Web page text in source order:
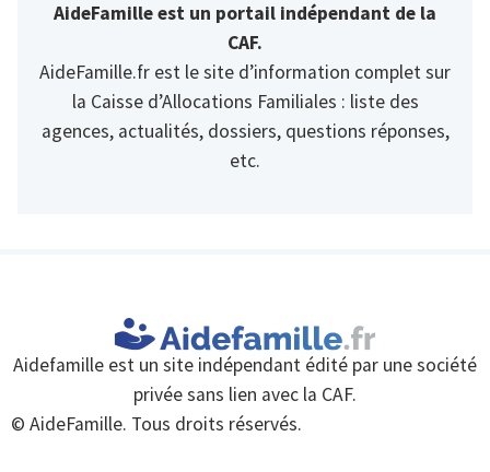
AideFamille est un portail indépendant de la
CAF.
AideFamille.fr est le site d’information complet sur
la Caisse d’Allocations Familiales : liste des
agences, actualités, dossiers, questions réponses,
etc.
Aidefamille est un site indépendant édité par une société
privée sans lien avec la CAF.
© AideFamille. Tous droits réservés.